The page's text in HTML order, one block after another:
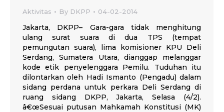
Aktivitas By DKPP 04-02-2014
Jakarta, DKPP– Gara-gara tidak menghitung
ulang surat suara di dua TPS (tempat
pemungutan suara), lima komisioner KPU Deli
Serdang, Sumatera Utara, dianggap melanggar
kode etik penyelenggara Pemilu. Tuduhan itu
dilontarkan oleh Hadi Ismanto (Pengadu) dalam
sidang perdana untuk perkara Deli Serdang di
ruang sidang DKPP, Jakarta, Selasa (4/2).
â€œSesuai putusan Mahkamah Konstitusi (MK)